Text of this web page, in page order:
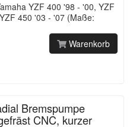
YZF 400 '98 - '00, YZF
450 '03 - '07 (Maße:
Warenkorb
Bremspumpe
CNC, kurzer